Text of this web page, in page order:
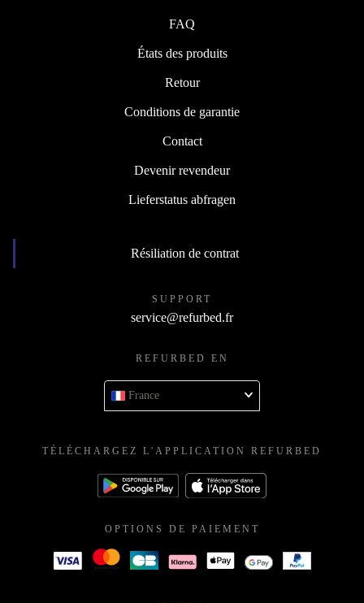
FAQ
États des produits
Retour
Conditions de garantie
Contact
Devenir revendeur
Lieferstatus abfragen
Résiliation de contrat
SUPPORT
service@refurbed.fr
REFURBED EN
France
TÉLÉCHARGEZ L'APPLICATION REFURBED
OPTIONS DE PAIEMENT